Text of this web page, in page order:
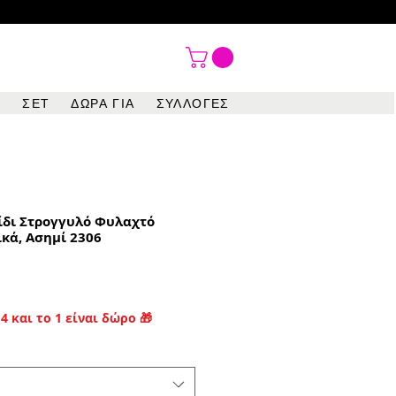
ΣΕΤ ΔΩΡΑ ΓΙΑ ΣΥΛΛΟΓΕΣ
Στρογγυλό Φυλαχτό
Ασημί 2306
και το 1 είναι δώρο 🎁